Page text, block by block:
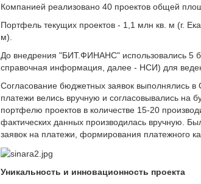
Компанией реализовано 40 проектов общей
Портфель текущих проектов - 1,1 млн кв. м (г.
м).
До внедрения "БИТ.ФИНАНС" использовались 5
справочная информация, далее - НСИ) для
Согласование бюджетных заявок выполнялись
платежи велись вручную и согласовывались
портфелю проектов в количестве 15-20
фактических данных производилась вручную.
заявок на платежи, формирования платежного
Уникальность и инновационность проекта